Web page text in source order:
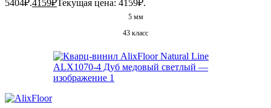
5404₽.4159₽Текущая цена: 4159₽.
5 мм
43 класс